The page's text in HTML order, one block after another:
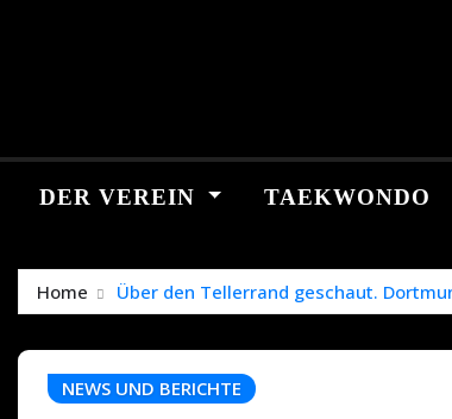
DER VEREIN TAEKWONDO
Home Über den Tellerrand geschaut.
NEWS UND BERICHTE